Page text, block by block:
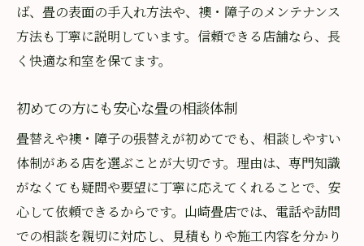
ば、畳の表面の手入れ方法や、襖・障子のメンテナンス
方法も丁寧に説明しています。信頼できる店舗なら、長
く快適な和室を保てます。
初めての方にも安心な畳の相談体制
畳替えや襖・障子の張替えが初めてでも、相談しやすい
体制がある店を選ぶことが大切です。理由は、専門知識
がなくても疑問や要望に丁寧に応えてくれることで、安
心して依頼できるからです。山崎畳店では、電話や訪問
での相談を親切に対応し、見積もりや施工内容を分かり